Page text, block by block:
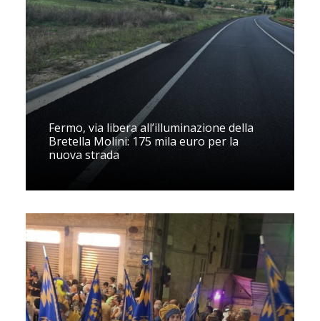
Fermo, via libera all’illuminazione della
Bretella Molini: 175 mila euro per la
nuova strada